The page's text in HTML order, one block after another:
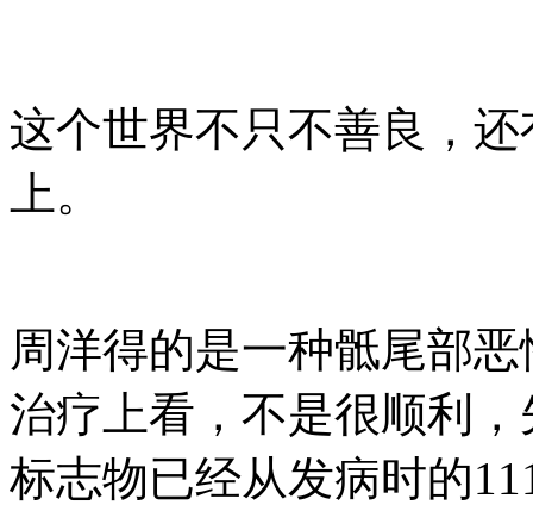
这个世界不只不善良，
上。
周洋得的是一种骶尾部
治疗上看，不是很顺利
标志物已经从发病时的